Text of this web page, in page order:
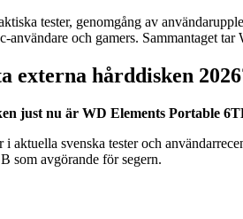
tester, genomgång av
och gamers. Sammantaget
externa hårddisken
just nu är WD Elements Portable
aktuella svenska tester och
som avgörande för segern.